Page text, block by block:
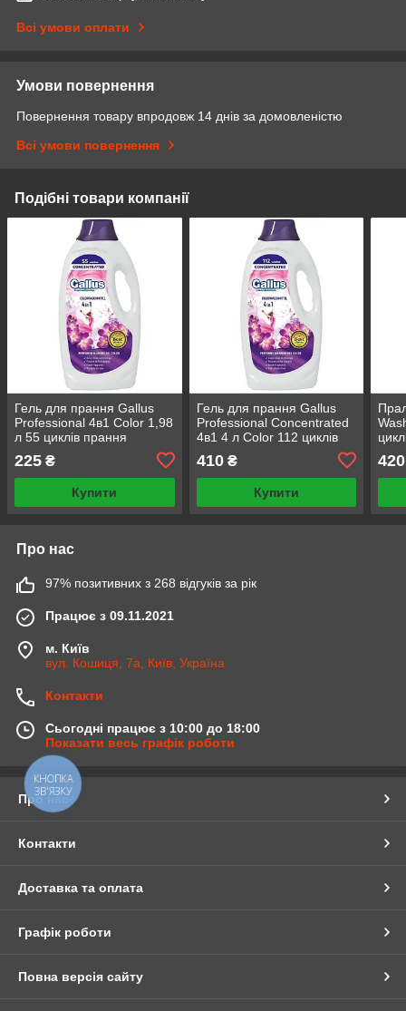
Всі умови оплати
Умови повернення
Повернення товару впродовж 14 днів за домовленістю
Всі умови повернення
Подібні товари компанії
Гель для прання Gallus
Professional 4в1 Color 1,98
л 55 циклів прання
225 ₴
Купити
Гель для прання Gallus
Professional Concentrated
4в1 4 л Color 112 циклів
410₴
Купити
420
Про нас
97% позитивних з 268 відгуків за рік
Працює з 09.11.2021
м. Київ
вул. Кошиця, 7а, Київ, Україна
Контакти
Сьогодні працює з 10:00 до 18:00
Показати весь графік роботи
Про нас
Контакти
Доставка та оплата
Графік роботи
Повна версія сайту
КНОПКА
ЗВ'ЯЗКУ